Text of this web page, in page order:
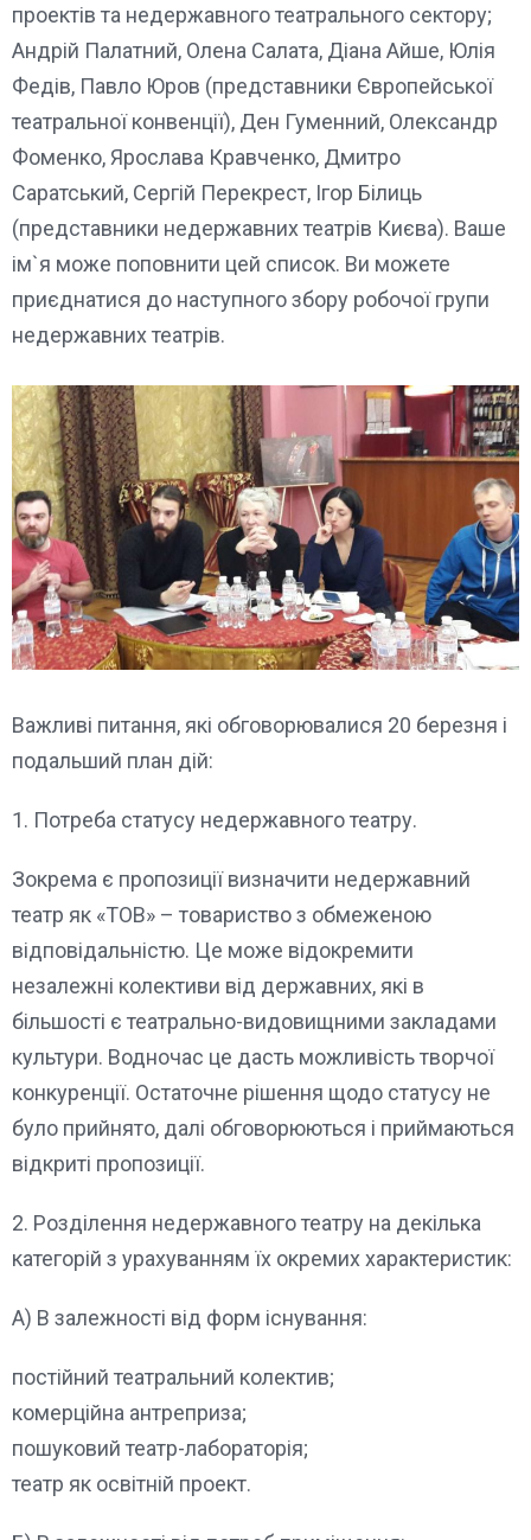
проектів та недержавного театрального сектору;
Андрій Палатний, Олена Салата, Діана Айше, Юлія
Федів, Павло Юров (представники Європейської
театральної конвенції), Ден Гуменний, Олександр
Фоменко, Ярослава Кравченко, Дмитро
Саратський, Сергій Перекрест, Ігор Білиць
(представники недержавних театрів Києва). Ваше
ім`я може поповнити цей список. Ви можете
приєднатися до наступного збору робочої групи
недержавних театрів.
Важливі питання, які обговорювалися 20 березня і
подальший план дій:
1. Потреба статусу недержавного театру.
Зокрема є пропозиції визначити недержавний
театр як «ТОВ» – товариство з обмеженою
відповідальністю. Це може відокремити
незалежні колективи від державних, які в
більшості є театрально-видовищними закладами
культури. Водночас це дасть можливість творчої
конкуренції. Остаточне рішення щодо статусу не
було прийнято, далі обговорюються і приймаються
відкриті пропозиції.
2. Розділення недержавного театру на декілька
категорій з урахуванням їх окремих характеристик:
А) В залежності від форм існування:
постійний театральний колектив;
комерційна антреприза;
пошуковий театр-лабораторія;
театр як освітній проект.